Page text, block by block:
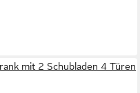
mit 2 Schubladen 4 Türen